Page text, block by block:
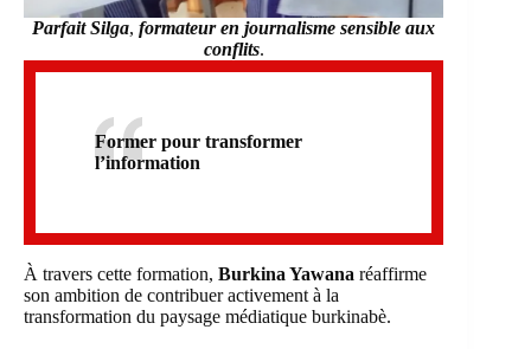
Parfait Silga, formateur enjournalisme sensible aux
conflits.
Former pour transformer
l’information
À travers cette formation, Burkina Yawana réaffirme
son ambition de contribuer activement à la
transformation du paysage médiatique burkinabè.